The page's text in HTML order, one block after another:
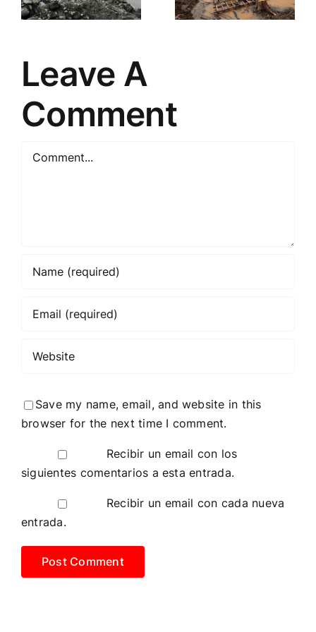
Amazonía
especies
Leave A
Comment
Comment
Save my name, email, and website in this
browser for the next time I comment.
Recibir un email con los
siguientes comentarios a esta entrada.
Recibir un email con cada nueva
entrada.